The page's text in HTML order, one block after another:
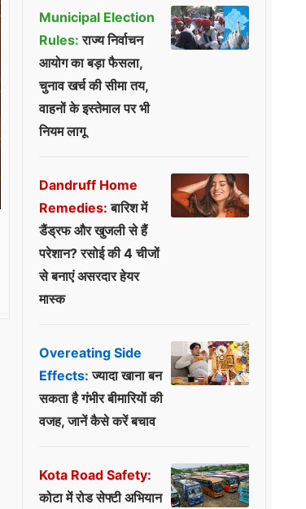
Municipal Election
Rules: राज्य निर्वाचन
आयोग का बड़ा फैसला,
चुनाव खर्च की सीमा तय,
वाहनों के इस्तेमाल पर भी
नियम लागू
Dandruff Home
Remedies: बारिश में
डैंड्रफ और खुजली से हैं
परेशान? रसोई की 4 चीजों
से बनाएं असरदार हेयर
मास्क
Overeating Side
Effects: ज्यादा खाना बन
सकता है गंभीर बीमारियों की
वजह, जानें कैसे करें बचाव
Kota Road Safety:
कोटा में रोड सेफ्टी अभियान